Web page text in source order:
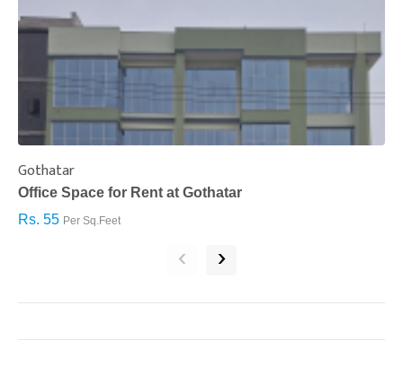
Gothatar
Office Space for Rent at Gothatar
Rs. 55 Per Sq.Feet
‹ ›